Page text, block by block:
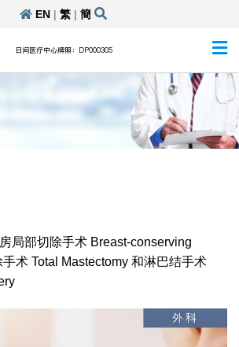
EN| 繁| 簡
日间医疗中心牌照：DP000305
局部切除手术 Breast-conserving
术 Total Mastectomy 和淋巴结手术